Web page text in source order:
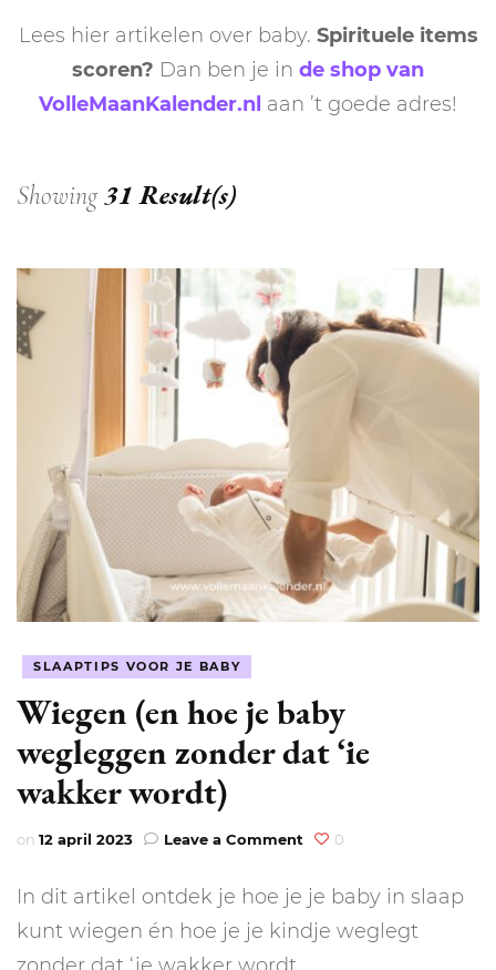
Lees hier artikelen over baby. Spirituele items
scoren? Dan ben je in de shop van
VolleMaanKalender.nl aan ’t goede adres!
Showing31 Result(s)
SLAAPTIPS VOOR JE BABY
Wiegen (en hoe je baby
wegleggen zonder dat ‘ie
wakker wordt)
on 12 april 2023 Leave a Comment on
hoe
je
baby
0
In dit artikel ontdek je hoe je je baby in slaap
kunt wiegen én hoe je je kindje weglegt
zonder dat ‘ie wakker wordt.